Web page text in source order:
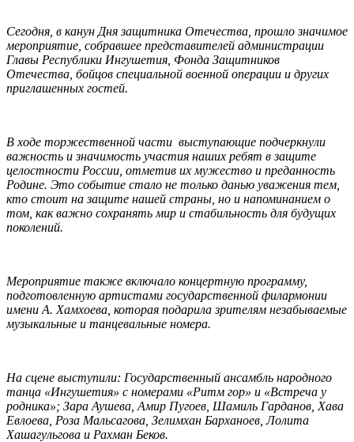
Сегодня, в канун Дня защитника Отечества, прошло значимое
мероприятие, собравшее представителей администрации
Главы Республики Ингушетия, Фонда Защитников
Отечества, бойцов специальной военной операции и других
приглашенных гостей.
В ходе торжественной части выступающие подчеркнули
важность и значимость участия наших ребят в защите
целостности России, отметив их мужество и преданность
Родине. Это событие стало не только данью уважения тем,
кто стоит на защите нашей страны, но и напоминанием о
том, как важно сохранять мир и стабильность для будущих
поколений.
Мероприятие также включало концертную программу,
подготовленную артистами государственной филармонии
имени А. Хамхоева, которая подарила зрителям незабываемые
музыкальные и танцевальные номера.
На сцене выступили: Государственный ансамбль народного
танца «Ингушетия» с номерами «Ритм гор» и «Встреча у
родника»; Зара Аушева, Амир Пугоев, Шамиль Гарданов, Хава
Евлоева, Роза Мальсагова, Зелимхан Барханоев, Лолита
Хашагульгова и Рахман Беков.